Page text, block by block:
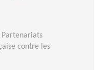
Partenariats
contre les